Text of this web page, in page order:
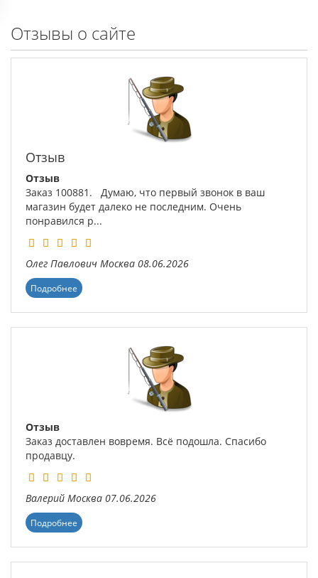
Отзывы о сайте
Отзыв
Отзыв
Заказ 100881. Думаю, что первый звонок в ваш
магазин будет далеко не последним. Очень
понравился р...
Олег Павлович Москва 08.06.2026
Подробнее
Отзыв
Заказ доставлен вовремя. Всё подошла. Спасибо
продавцу.
Валерий Москва 07.06.2026
Подробнее